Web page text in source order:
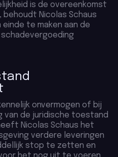
is de overeenkomst
Nicolas Schaus
te maken aan de
onvermogen of bij
van de juridische toestand
Nicolas Schaus het
verdere leveringen
stop te zetten en